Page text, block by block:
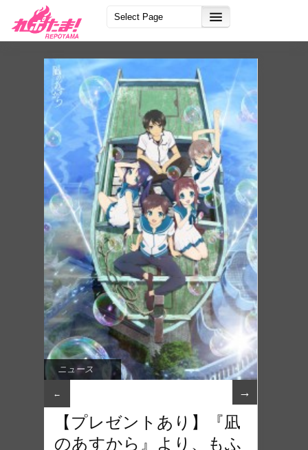
ニュース
← →
【プレゼントあり】『凪
のあすから』より、もふ